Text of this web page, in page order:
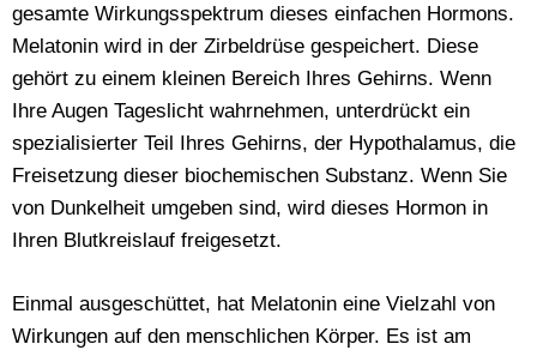
gesamte Wirkungsspektrum dieses einfachen Hormons.
Melatonin wird in der Zirbeldrüse gespeichert. Diese
gehört zu einem kleinen Bereich Ihres Gehirns. Wenn
Ihre Augen Tageslicht wahrnehmen, unterdrückt ein
spezialisierter Teil Ihres Gehirns, der Hypothalamus, die
Freisetzung dieser biochemischen Substanz. Wenn Sie
von Dunkelheit umgeben sind, wird dieses Hormon in
Ihren Blutkreislauf freigesetzt.
Einmal ausgeschüttet, hat Melatonin eine Vielzahl von
Wirkungen auf den menschlichen Körper. Es ist am